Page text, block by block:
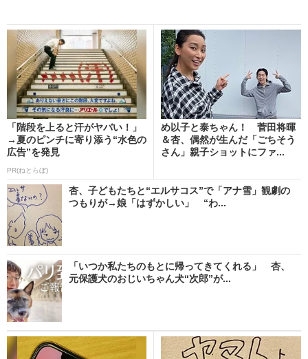
「階段を上ると汗がヤバい！」
→夏のピンチに寄り添う“水色の
広告”を発見
PR(ねとらぼ)
め以子と泰ちゃん！ 菅田将暉
＆杏、偶然が生んだ「ごちそう
さん」親子ショットにファ...
杏、子どもたちと“エルサコス”で「アナ雪」観劇の
つもりが→娘「はずかしい」 “わ...
「いつか私たちのもとに帰ってきてくれる」 杏、
元保護犬のおじいちゃん犬“次郎”が...